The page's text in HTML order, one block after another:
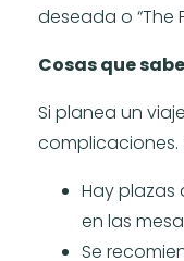
deseada o “The
Cosas que
Si planea un
complicaciones.
Hay
en las
Se